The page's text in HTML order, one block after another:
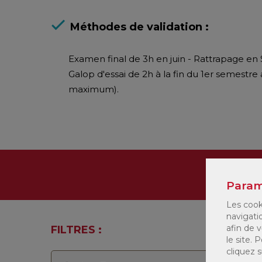
Méthodes de validation :
Examen final de 3h en juin - Rattrapage
Galop d'essai de 2h à la fin du 1er
maximum).
FILTRES :
Les
afin de
le site.
cliquez